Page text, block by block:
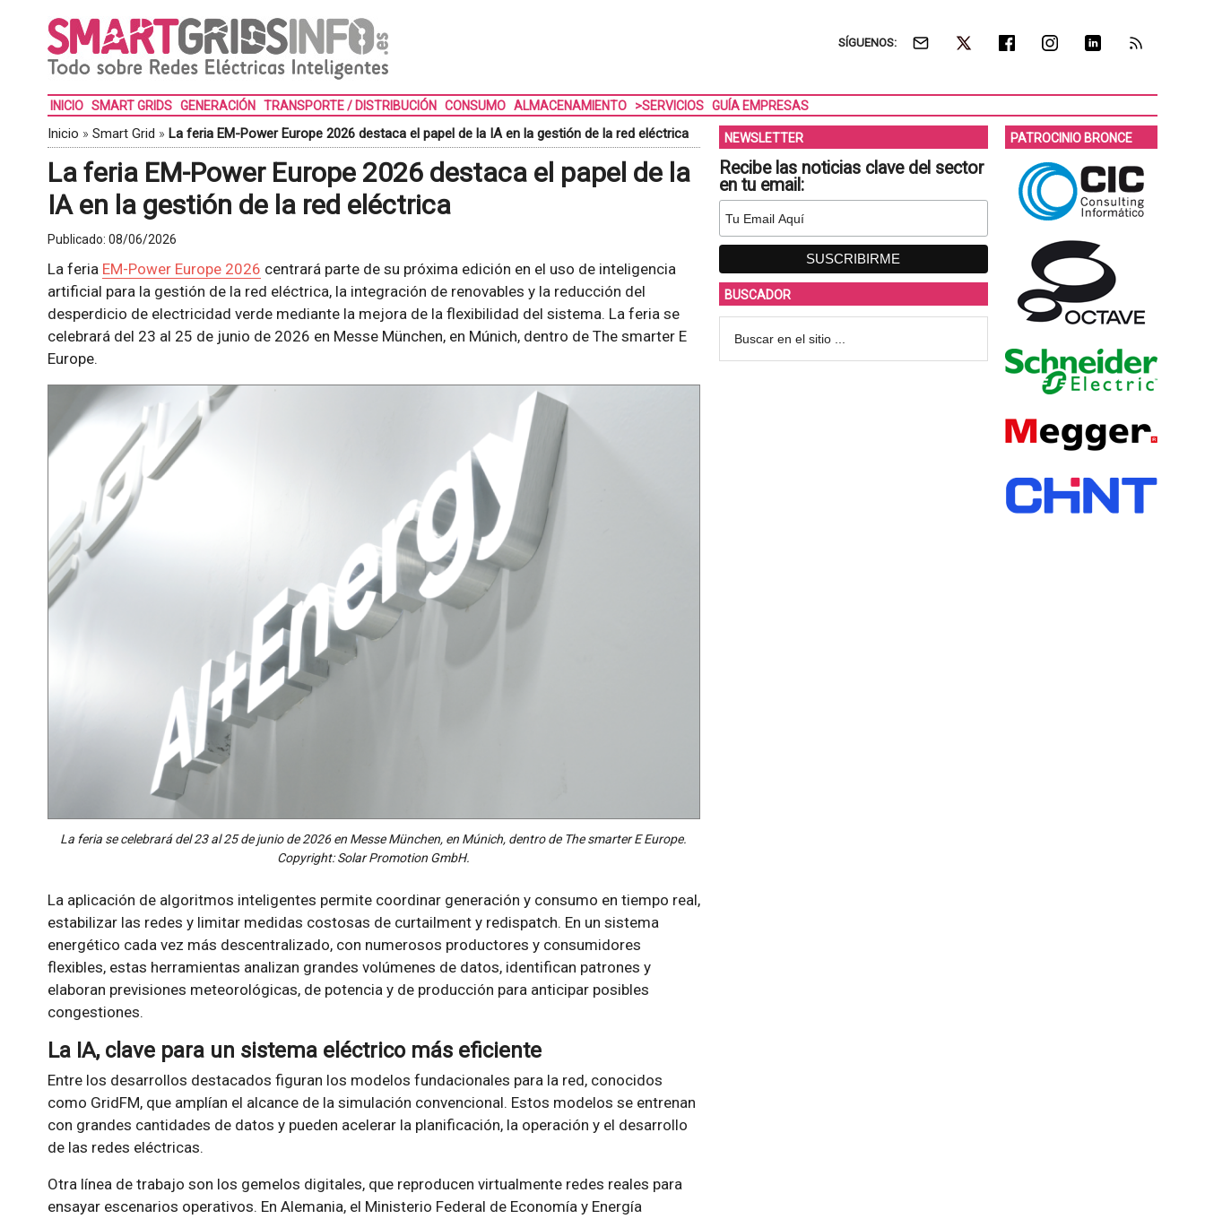
SÍGUENOS:
INICIO SMART GRIDS GENERACIÓN TRANSPORTE / DISTRIBUCIÓN CONSUMO ALMACENAMIENTO >SERVICIOS GUÍA EMPRESAS
Inicio » Smart Grid » La feria EM-Power Europe 2026 destaca el papel de la IA en la gestión de la red eléctrica
La feria EM-Power Europe 2026 destaca el papel de la
IA en la gestión de la red eléctrica
Publicado: 08/06/2026
La feria EM-Power Europe 2026 centrará parte de su próxima edición en el uso de inteligencia
artificial para la gestión de la red eléctrica, la integración de renovables y la reducción del
desperdicio de electricidad verde mediante la mejora de la flexibilidad del sistema. La feria se
celebrará del 23 al 25 de junio de 2026 en Messe München, en Múnich, dentro de The smarter E
Europe.
La feria se celebrará del 23 al 25 de junio de 2026 en Messe München, en Múnich, dentro de The smarter E Europe.
Copyright: Solar Promotion GmbH.
La aplicación de algoritmos inteligentes permite coordinar generación y consumo en tiempo real,
estabilizar las redes y limitar medidas costosas de curtailment y redispatch. En un sistema
energético cada vez más descentralizado, con numerosos productores y consumidores
flexibles, estas herramientas analizan grandes volúmenes de datos, identifican patrones y
elaboran previsiones meteorológicas, de potencia y de producción para anticipar posibles
congestiones.
La IA, clave para un sistema eléctrico más eficiente
Entre los desarrollos destacados figuran los modelos fundacionales para la red, conocidos
como GridFM, que amplían el alcance de la simulación convencional. Estos modelos se entrenan
con grandes cantidades de datos y pueden acelerar la planificación, la operación y el desarrollo
de las redes eléctricas.
Otra línea de trabajo son los gemelos digitales, que reproducen virtualmente redes reales para
ensayar escenarios operativos. En Alemania, el Ministerio Federal de Economía y Energía
NEWSLETTER
Recibe las noticias clave del sector
en tu email:
BUSCADOR
PATROCINIO BRONCE